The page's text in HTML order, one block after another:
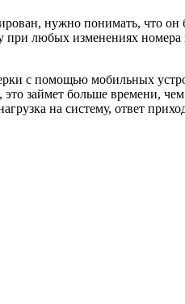
нужно понимать, что
при любых изменениях
с помощью мобильных
займет больше времени,
на систему, ответ